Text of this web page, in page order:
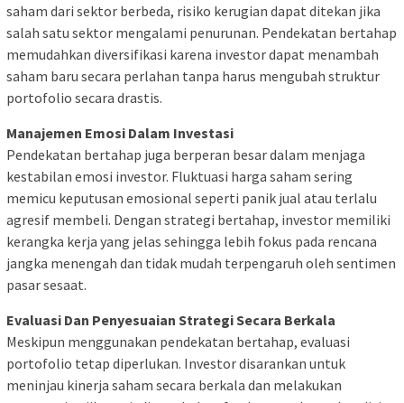
saham dari sektor berbeda, risiko kerugian dapat ditekan jika
salah satu sektor mengalami penurunan. Pendekatan bertahap
memudahkan diversifikasi karena investor dapat menambah
saham baru secara perlahan tanpa harus mengubah struktur
portofolio secara drastis.
Manajemen Emosi Dalam Investasi
Pendekatan bertahap juga berperan besar dalam menjaga
kestabilan emosi investor. Fluktuasi harga saham sering
memicu keputusan emosional seperti panik jual atau terlalu
agresif membeli. Dengan strategi bertahap, investor memiliki
kerangka kerja yang jelas sehingga lebih fokus pada rencana
jangka menengah dan tidak mudah terpengaruh oleh sentimen
pasar sesaat.
Evaluasi Dan Penyesuaian Strategi Secara Berkala
Meskipun menggunakan pendekatan bertahap, evaluasi
portofolio tetap diperlukan. Investor disarankan untuk
meninjau kinerja saham secara berkala dan melakukan